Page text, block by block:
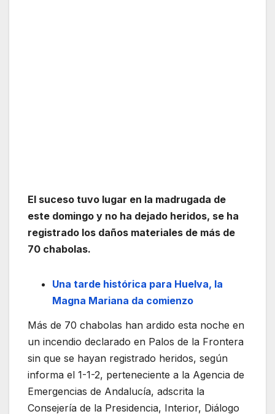
El suceso tuvo lugar en la madrugada de
este domingo y no ha dejado heridos, se ha
registrado los daños materiales de más de
70 chabolas.
Una tarde histórica para Huelva, la
Magna Mariana da comienzo
Más de 70 chabolas han ardido esta noche en
un incendio declarado en Palos de la Frontera
sin que se hayan registrado heridos, según
informa el 1-1-2, perteneciente a la Agencia de
Emergencias de Andalucía, adscrita la
Consejería de la Presidencia, Interior, Diálogo